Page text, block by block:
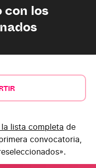
con los
lista completa de
convocatoria,